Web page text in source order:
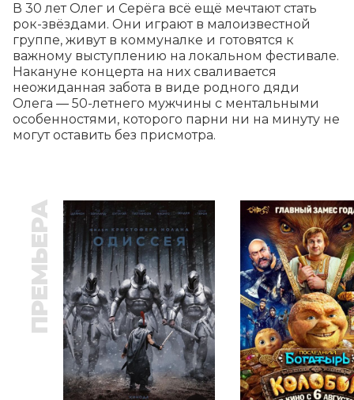
В 30 лет Олег и Серёга всё ещё мечтают стать
рок-звёздами. Они играют в малоизвестной
группе, живут в коммуналке и готовятся к
важному выступлению на локальном фестивале.
Накануне концерта на них сваливается
неожиданная забота в виде родного дяди
Олега ― 50-летнего мужчины с ментальными
особенностями, которого парни ни на минуту не
могут оставить без присмотра.
ПРЕМЬЕРА